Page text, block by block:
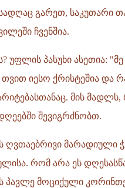
გარეთ, საკუთარი
ჩვენშია.
პასუხი ასეთია:
თვით იესო ქრისტეშია
მის
შევიგრძნობთ.
ღვთაებრივი მარადიული
რომ არა ეს
პავლე მოციქული